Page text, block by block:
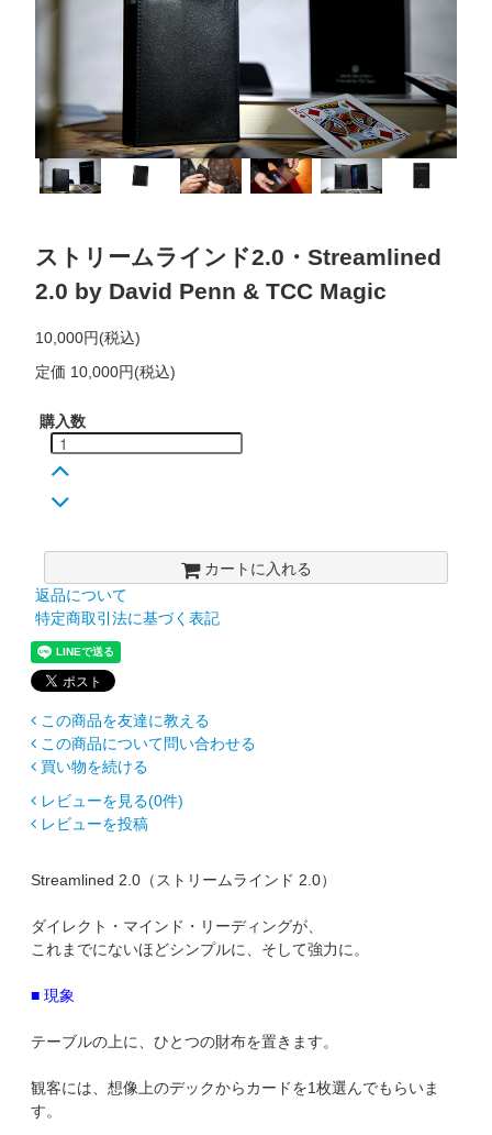
ストリームラインド2.0・Streamlined
2.0 by David Penn & TCC Magic
10,000円(税込)
定価 10,000円(税込)
購入数
カートに入れる
返品について
特定商取引法に基づく表記
この商品を友達に教える
この商品について問い合わせる
買い物を続ける
レビューを見る(0件)
レビューを投稿
Streamlined 2.0（ストリームラインド 2.0）
ダイレクト・マインド・リーディングが、
これまでにないほどシンプルに、そして強力に。
■ 現象
テーブルの上に、ひとつの財布を置きます。
観客には、想像上のデックからカードを1枚選んでもらいま
す。